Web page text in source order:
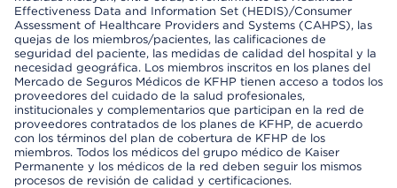
Effectiveness Data and Information Set (HEDIS)/Consumer
Assessment of Healthcare Providers and Systems (CAHPS), las
quejas de los miembros/pacientes, las calificaciones de
seguridad del paciente, las medidas de calidad del hospital y la
necesidad geográfica. Los miembros inscritos en los planes del
Mercado de Seguros Médicos de KFHP tienen acceso a todos los
proveedores del cuidado de la salud profesionales,
institucionales y complementarios que participan en la red de
proveedores contratados de los planes de KFHP, de acuerdo
con los términos del plan de cobertura de KFHP de los
miembros. Todos los médicos del grupo médico de Kaiser
Permanente y los médicos de la red deben seguir los mismos
procesos de revisión de calidad y certificaciones.